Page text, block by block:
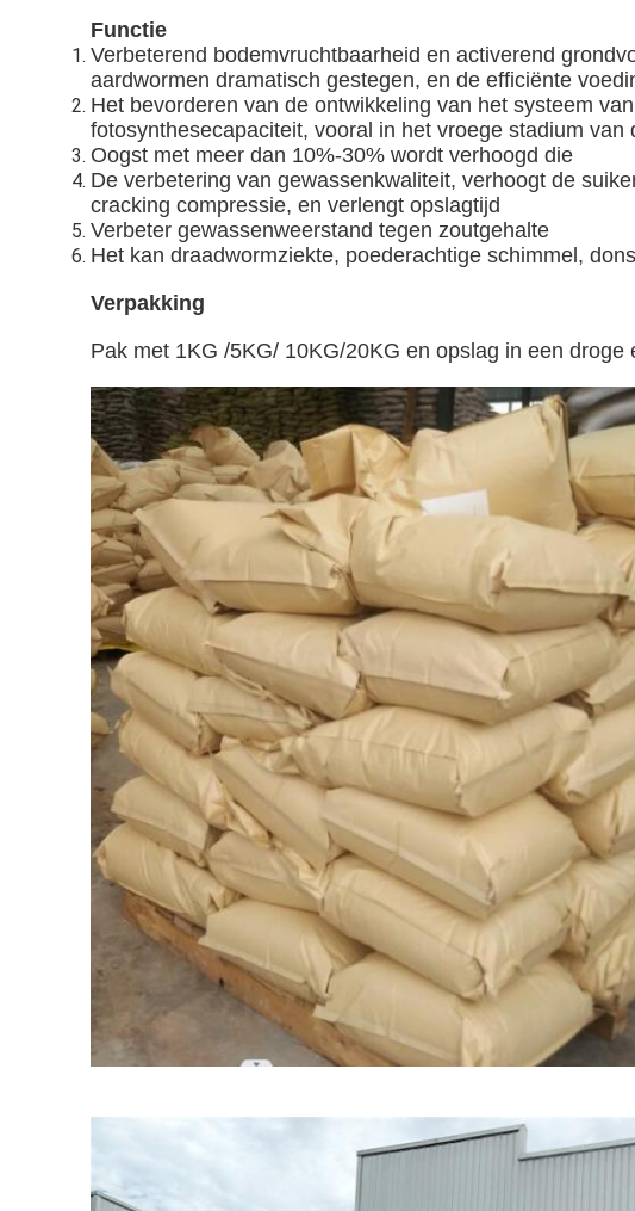
Functie
Verbeterend bodemvruchtbaarheid en activerend
aardwormen dramatisch gestegen, en de efficiënte
Het bevorderen van de ontwikkeling van het systeem
fotosynthesecapaciteit, vooral in het vroege stadium
Oogst met meer dan 10%-30% wordt verhoogd die
De verbetering van gewassenkwaliteit, verhoogt de
cracking compressie, en verlengt opslagtijd
Verbeter gewassenweerstand tegen zoutgehalte
Het kan draadwormziekte, poederachtige schimmel,
Verpakking
Pak met 1KG /5KG/ 10KG/20KG en opslag in een droge